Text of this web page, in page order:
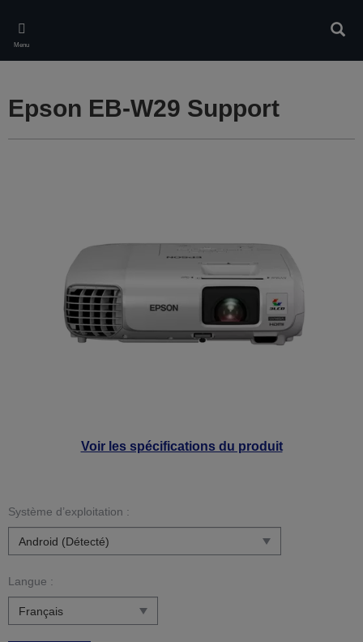
main
content
Menu
Voir les spécifications du produit
Epson EB-W29 Support
Système d’exploitation :
Langue :